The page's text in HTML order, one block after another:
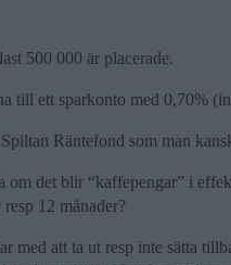
500 000 är placerade.
till ett sparkonto med 0,70%
Räntefond som man
om det blir “kaffepengar” i
12 månader?
med att ta ut resp inte sätta